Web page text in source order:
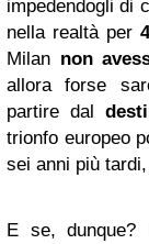
impedendogli di
nella realtà per
Milan non
allora forse
partire dal
trionfo europeo
sei anni più
E se, dunque?